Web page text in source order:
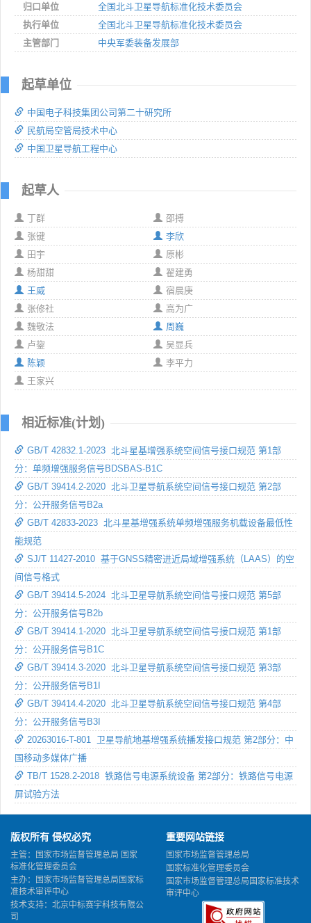
归口单位
全国北斗卫星导航标准化技术委员会
执行单位
全国北斗卫星导航标准化技术委员会
主管部门
中央军委装备发展部
起草单位
中国电子科技集团公司第二十研究所
民航局空管局技术中心
中国卫星导航工程中心
起草人
丁群
邵搏
张键
李欣
田宇
原彬
杨甜甜
翟建勇
王威
宿晨庚
张修社
高为广
魏敬法
周巍
卢鋆
吴显兵
陈颖
李平力
王家兴
相近标准(计划)
GB/T 42832.1-2023 北斗星基增强系统空间信号接口规范 第1部
分：单频增强服务信号BDSBAS-B1C
GB/T 39414.2-2020 北斗卫星导航系统空间信号接口规范 第2部
分：公开服务信号B2a
GB/T 42833-2023 北斗星基增强系统单频增强服务机载设备最低性
能规范
SJ/T 11427-2010 基于GNSS精密进近局域增强系统（LAAS）的空
间信号格式
GB/T 39414.5-2024 北斗卫星导航系统空间信号接口规范 第5部
分：公开服务信号B2b
GB/T 39414.1-2020 北斗卫星导航系统空间信号接口规范 第1部
分：公开服务信号B1C
GB/T 39414.3-2020 北斗卫星导航系统空间信号接口规范 第3部
分：公开服务信号B1I
GB/T 39414.4-2020 北斗卫星导航系统空间信号接口规范 第4部
分：公开服务信号B3I
20263016-T-801 卫星导航地基增强系统播发接口规范 第2部分：中
国移动多媒体广播
TB/T 1528.2-2018 铁路信号电源系统设备 第2部分：铁路信号电源
屏试验方法
版权所有 侵权必究
主管：国家市场监督管理总局 国家
标准化管理委员会
主办：国家市场监督管理总局国家标
准技术审评中心
技术支持：北京中标赛宇科技有限公
司
重要网站链接
国家市场监督管理总局
国家标准化管理委员会
国家市场监督管理总局国家标准技术
审评中心